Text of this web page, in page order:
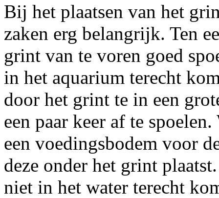
Bij het plaatsen van het
zaken erg belangrijk. Ten
grint van te voren goed
in het aquarium terecht
door het grint te in een
een paar keer af te
een voedingsbodem voor
deze onder het grint
niet in het water terecht